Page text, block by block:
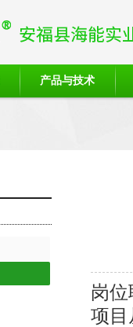
产品与技术
岗
项目